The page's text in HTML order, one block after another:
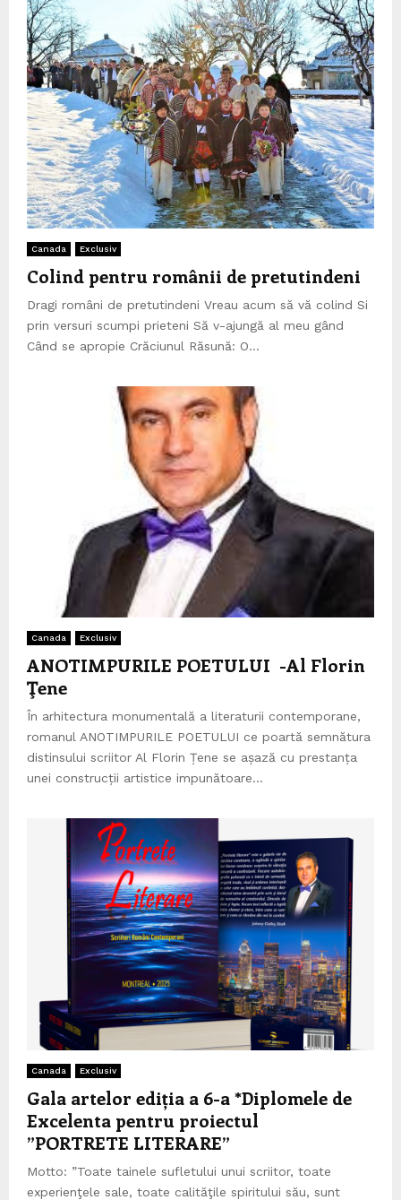
Canada Exclusiv
Colind pentru românii de pretutindeni
Dragi români de pretutindeni Vreau acum să vă colind Si
prin versuri scumpi prieteni Să v-ajungă al meu gând
Când se apropie Crăciunul Răsună: O...
Canada Exclusiv
ANOTIMPURILE POETULUI -Al Florin
Ţene
În arhitectura monumentală a literaturii contemporane,
romanul ANOTIMPURILE POETULUI ce poartă semnătura
distinsului scriitor Al Florin Țene se așază cu prestanța
unei construcții artistice impunătoare...
Canada Exclusiv
Gala artelor ediția a 6-a *Diplomele de
Excelenta pentru proiectul
”PORTRETE LITERARE”
Motto: ”Toate tainele sufletului unui scriitor, toate
experienţele sale, toate calităţile spiritului său, sunt